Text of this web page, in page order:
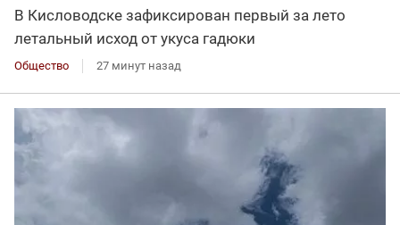
В Кисловодске зафиксирован первый за лето
летальный исход от укуса гадюки
Общество 27 минут назад